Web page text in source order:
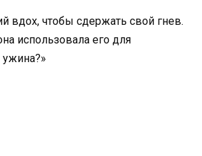
вдох, чтобы сдержать свой гнев.
использовала его для